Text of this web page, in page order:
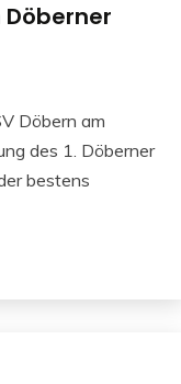
Döbern am
des 1. Döberner
bestens